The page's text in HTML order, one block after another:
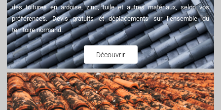
des toitures en ardoise, zinc, tuile et autres matériaux, selon vos
préférences. Devis gratuits et déplacements sur l’ensemble du
territoire normand.
Découvrir